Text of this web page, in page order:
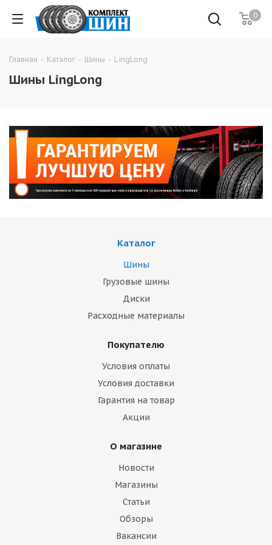
0
Главная - Каталог - Шины - LingLong
Шины LingLong
Каталог
Шины
Грузовые шины
Диски
Расходные материалы
Покупателю
Условия оплаты
Условия доставки
Гарантия на товар
Акции
О магазине
Новости
Магазины
Статьи
Обзоры
Вакансии